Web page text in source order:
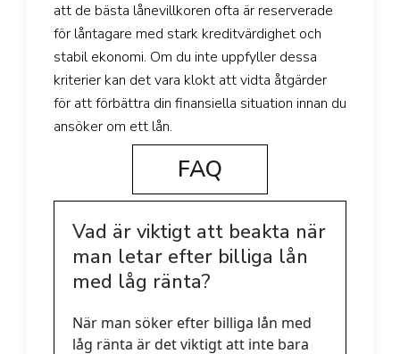
att de bästa lånevillkoren ofta är reserverade
för låntagare med stark kreditvärdighet och
stabil ekonomi. Om du inte uppfyller dessa
kriterier kan det vara klokt att vidta åtgärder
för att förbättra din finansiella situation innan du
ansöker om ett lån.
FAQ
Vad är viktigt att beakta när
man letar efter billiga lån
med låg ränta?
När man söker efter billiga lån med
låg ränta är det viktigt att inte bara